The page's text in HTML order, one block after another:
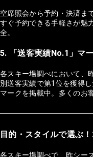
空席照会から予約・決済ま
すぐ予約できる手軽さが魅
全。
5. 「送客実績No.1」マ
各スキー場調べにおいて、
別送客実績で第1位を獲得
マークを掲載中。多くのお
目的・スタイルで選ぶ
各スキー場調べで、昨シー